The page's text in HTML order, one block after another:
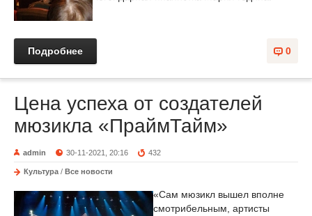
0
Подробнее
Цена успеха от создателей
мюзикла «ПраймТайм»
admin 30-11-2021, 20:16 432
Культура / Все новости
«Сам мюзикл вышел вполне
смотрибельным, артисты